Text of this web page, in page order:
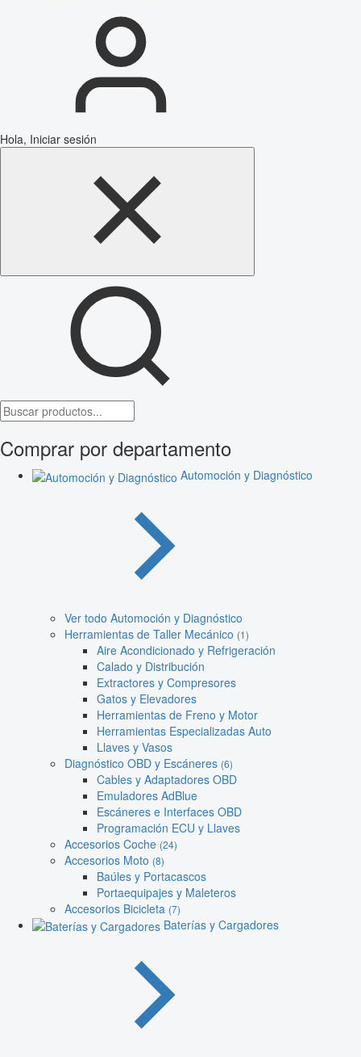
Hola, Iniciar sesión
Comprar por departamento
Automoción y Diagnóstico
Ver todo Automoción y Diagnóstico
Herramientas de Taller Mecánico (1)
Aire Acondicionado y Refrigeración
Calado y Distribución
Extractores y Compresores
Gatos y Elevadores
Herramientas de Freno y Motor
Herramientas Especializadas Auto
Llaves y Vasos
Diagnóstico OBD y Escáneres (6)
Cables y Adaptadores OBD
Emuladores AdBlue
Escáneres e Interfaces OBD
Programación ECU y Llaves
Accesorios Coche (24)
Accesorios Moto (8)
Baúles y Portacascos
Portaequipajes y Maleteros
Accesorios Bicicleta (7)
Baterías y Cargadores